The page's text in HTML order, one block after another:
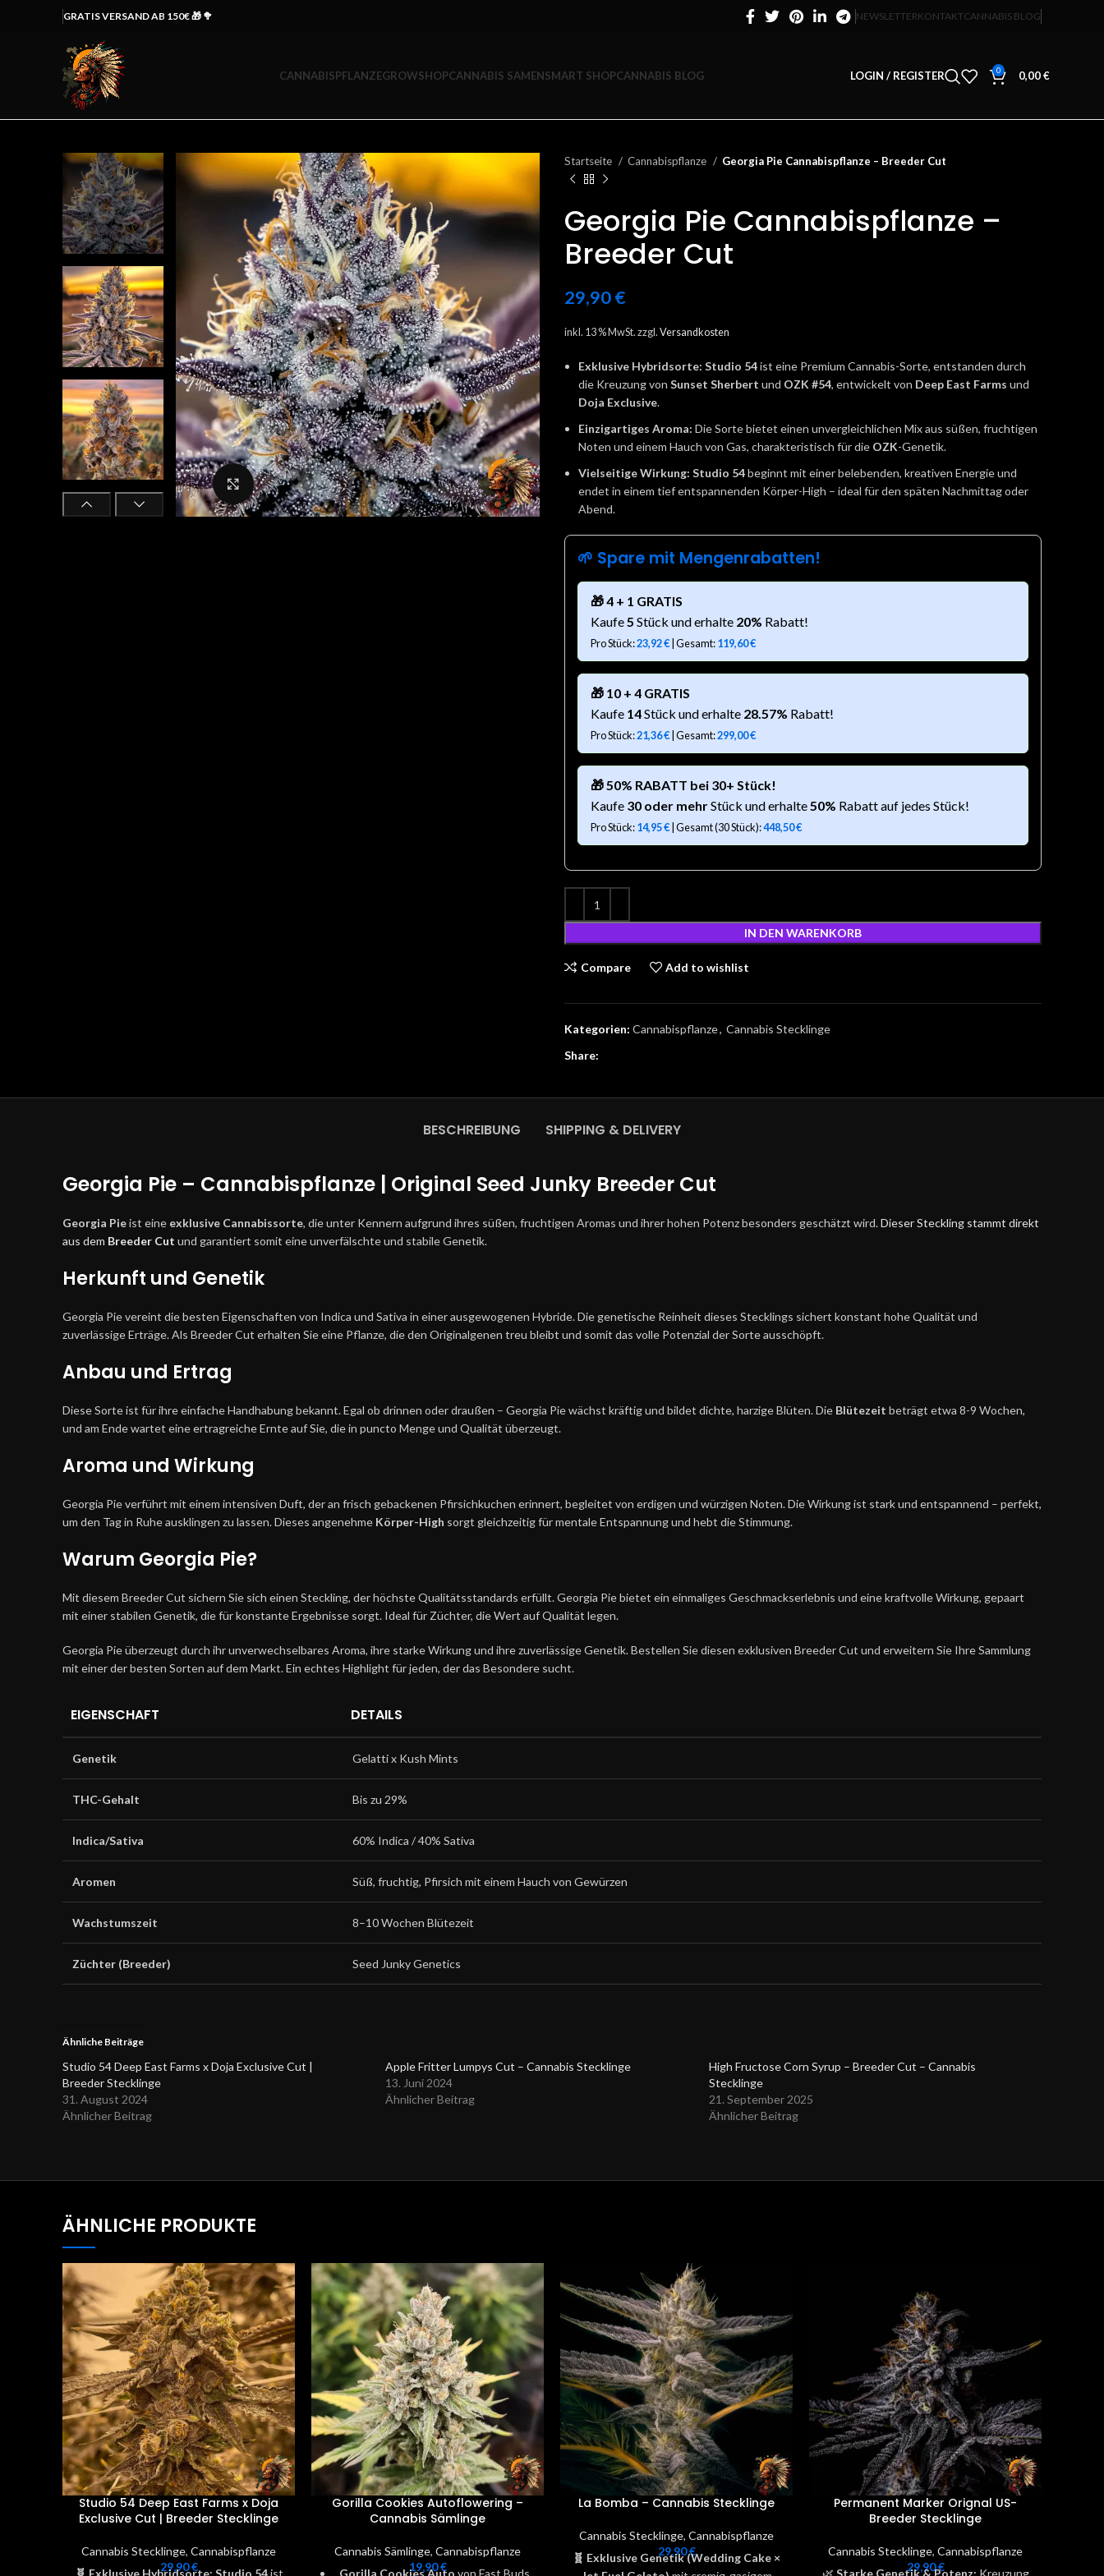
GRATIS VERSAND AB 150€ 🎁 🥦 NEWSLETTERKONTAKTCANNABIS BLOG
CANNABISPFLANZEGROWSHOPCANNABIS SAMENSMART SHOPCANNABIS BLOG LOGIN / REGISTER 0 0,00€
Click to enlarge
Startseite Cannabispflanze Georgia Pie Cannabispflanze – Breeder Cut
Georgia Pie Cannabispflanze –
Breeder Cut
29,90€
inkl. 13 % MwSt. zzgl. Versandkosten
Exklusive Hybridsorte: Studio 54ist eine Premium Cannabis-Sorte, entstanden durch
die Kreuzung von Sunset Sherbert und OZK #54, entwickelt von Deep East Farms und
Doja Exclusive.
Einzigartiges Aroma: Die Sorte bietet einen unvergleichlichen Mix aus süßen, fruchtigen
Noten und einem Hauch von Gas, charakteristisch für die OZK-Genetik.
Vielseitige Wirkung: Studio 54beginnt mit einer belebenden, kreativen Energie und
endet in einem tief entspannenden Körper-High – ideal für den späten Nachmittag oder
Abend.
🌱 Spare mit Mengenrabatten!
🎁 4 + 1 GRATIS
Kaufe5 Stück und erhalte 20% Rabatt!
Pro Stück:23,92€ | Gesamt:119,60€
🎁 10 + 4 GRATIS
Kaufe 14Stück und erhalte 28.57% Rabatt!
Pro Stück:21,36€ | Gesamt:299,00€
🎁 50% RABATT bei 30+ Stück!
Kaufe 30 oder mehrStück und erhalte50% Rabatt auf jedes Stück!
Pro Stück:14,95€ | Gesamt (30 Stück):448,50€
IN DEN WARENKORB
Compare Add to wishlist
Kategorien: Cannabispflanze, Cannabis Stecklinge
Share:
BESCHREIBUNG SHIPPING & DELIVERY
Georgia Pie – Cannabispflanze | Original Seed Junky Breeder Cut
Georgia Pieist eine exklusive Cannabissorte, die unter Kennern aufgrund ihres süßen, fruchtigen Aromas und ihrer hohen Potenz besonders geschätzt wird.Dieser Steckling stammt direkt
aus dem Breeder Cut und garantiert somit eine unverfälschte und stabile Genetik.
Herkunft und Genetik
Georgia Pie vereint die besten Eigenschaften von Indica und Sativa in einer ausgewogenen Hybride. Die genetische Reinheit dieses Stecklings sichert konstant hohe Qualität und
zuverlässige Erträge. Als Breeder Cut erhalten Sie eine Pflanze, die den Originalgenen treu bleibt und somit das volle Potenzial der Sorte ausschöpft.
Anbau und Ertrag
Diese Sorte ist für ihre einfache Handhabung bekannt. Egal ob drinnen oder draußen – Georgia Pie wächst kräftig und bildet dichte, harzige Blüten. Die Blütezeit beträgt etwa 8-9 Wochen,
und am Ende wartet eine ertragreiche Ernte auf Sie, die in puncto Menge und Qualität überzeugt.
Aroma und Wirkung
Georgia Pie verführt mit einem intensiven Duft, der an frisch gebackenen Pfirsichkuchen erinnert, begleitet von erdigen und würzigen Noten. Die Wirkung ist stark und entspannend – perfekt,
um den Tag in Ruhe ausklingen zu lassen. Dieses angenehme Körper-High sorgt gleichzeitig für mentale Entspannung und hebt die Stimmung.
Warum Georgia Pie?
Mit diesem Breeder Cut sichern Sie sich einen Steckling, der höchste Qualitätsstandards erfüllt. Georgia Pie bietet ein einmaliges Geschmackserlebnis und eine kraftvolle Wirkung, gepaart
mit einer stabilen Genetik, die für konstante Ergebnisse sorgt. Ideal für Züchter, die Wert auf Qualität legen.
Georgia Pie überzeugt durch ihr unverwechselbares Aroma, ihre starke Wirkung und ihre zuverlässige Genetik. Bestellen Sie diesen exklusiven Breeder Cut und erweitern Sie Ihre Sammlung
mit einer der besten Sorten auf dem Markt. Ein echtes Highlight für jeden, der das Besondere sucht.
EIGENSCHAFT DETAILS
Genetik Gelatti x Kush Mints
THC-Gehalt Bis zu 29%
Indica/Sativa 60% Indica / 40% Sativa
Aromen Süß, fruchtig, Pfirsich mit einem Hauch von Gewürzen
Wachstumszeit 8–10 Wochen Blütezeit
Züchter (Breeder) Seed Junky Genetics
Ähnliche Beiträge
Studio 54 Deep East Farms x Doja Exclusive Cut |
Breeder Stecklinge
31. August 2024
Ähnlicher Beitrag
Apple Fritter Lumpys Cut – Cannabis Stecklinge
13. Juni 2024
Ähnlicher Beitrag
High Fructose Corn Syrup – Breeder Cut – Cannabis
Stecklinge
21. September 2025
Ähnlicher Beitrag
ÄHNLICHE PRODUKTE
Studio 54 Deep East Farms x Doja
Exclusive Cut | Breeder Stecklinge
Cannabis Stecklinge, Cannabispflanze
29,90€
🧬 Exklusive Hybridsorte: Studio 54ist
Gorilla Cookies Autoflowering –
Cannabis Sämlinge
Cannabis Sämlinge, Cannabispflanze
19,90€
Gorilla Cookies Auto von Fast Buds
La Bomba – Cannabis Stecklinge
Cannabis Stecklinge, Cannabispflanze
29,90€
🧬 Exklusive Genetik(Wedding Cake ×
Permanent Marker Orignal US-
Breeder Stecklinge
Cannabis Stecklinge, Cannabispflanze
29,90€
🌿 Starke Genetik & Potenz: Kreuzung